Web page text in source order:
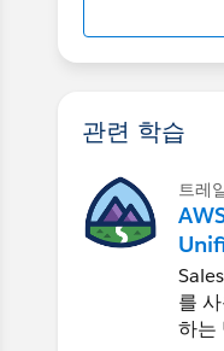
관련 학습
트레
를
하는